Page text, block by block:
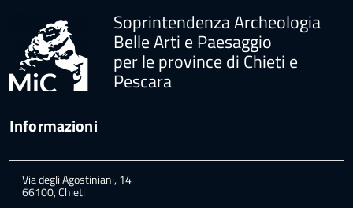
Soprintendenza Archeologia
Belle Arti e Paesaggio
per le province di Chieti e
Pescara
Informazioni
Via degli Agostiniani, 14
66100, Chieti